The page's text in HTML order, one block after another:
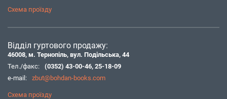
Схема проїзду
Відділ гуртового продажу:
46008, м. Тернопіль, вул. Подільська, 44
Тел./факс:
(0352) 43-00-46, 25-18-09
e-mail:
zbut@bohdan-books.com
Схема проїзду